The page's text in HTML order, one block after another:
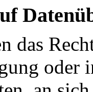
das
oder